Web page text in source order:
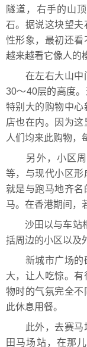
隧道，右手的山
石。据说这块望
性形象，最初还
越来越看它像人的
在左右大山中间
30～40层的高度
特别大的购物中
店也在内。因为
人们均来此购物，
另外，小区周
等，与现代小区形
就是与跑马地齐
马。在香港期间，
沙田以与车站相
括周边的小区以及
新城市广场的确
大，让人吃惊。
物时的气氛完全
此休息用餐。
此外，去赛马场
田马场站，在那